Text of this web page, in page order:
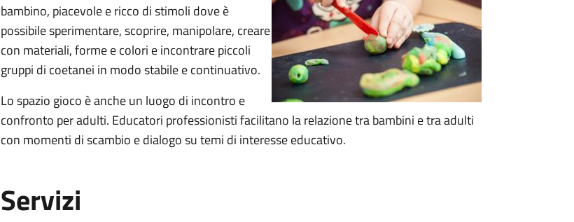
bambino, piacevole e ricco di stimoli dove è
possibile sperimentare, scoprire, manipolare, creare
con materiali, forme e colori e incontrare piccoli
gruppi di coetanei in modo stabile e continuativo.
Lo spazio gioco è anche un luogo di incontro e
confronto per adulti. Educatori professionisti facilitano la relazione tra bambini e tra adulti
con momenti di scambio e dialogo su temi di interesse educativo.
Servizi